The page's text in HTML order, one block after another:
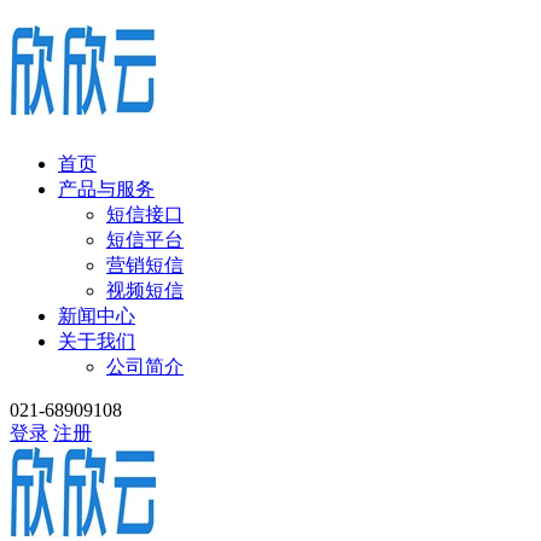
首页
产品与服务
短信接口
短信平台
营销短信
视频短信
新闻中心
关于我们
公司简介
021-68909108
登录 注册